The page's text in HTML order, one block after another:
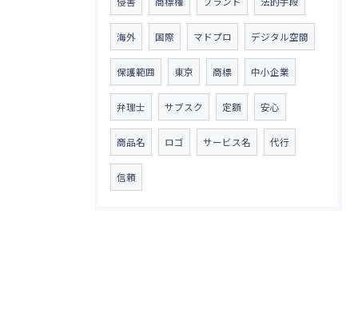
海外 国際 マドプロ デジタル空間
保護範囲 東京 商標 中小企業
弁理士 サブスク 定額 安心
商品名 ロゴ サービス名 代行
信頼